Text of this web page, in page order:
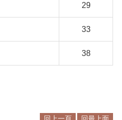
29
33
38